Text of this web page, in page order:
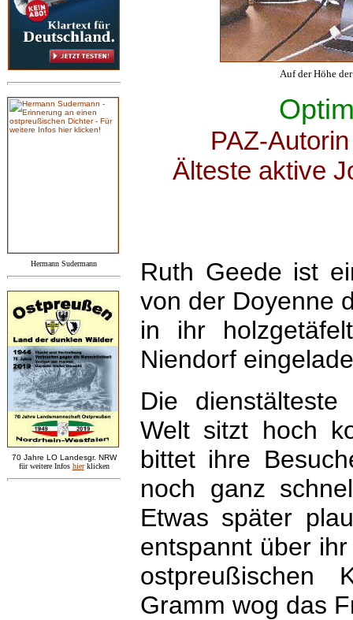
Hermann Sudermann
70 Jahre LO Landesgr. NRW
für weitere Infos hier klicken
Auf der Höhe
PAZ-
Älteste aktive
Ruth Geede ist
von der Doyenne
in ihr
Niendorf
Die
Welt sitzt hoch
bittet ihre
noch ganz
Etwas später
entspannt über
ostpreußischen
Gramm wog das